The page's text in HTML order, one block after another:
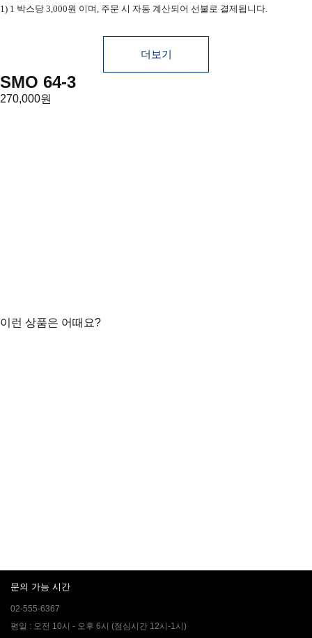
1) 1 박스당 3,000원 이며, 주문 시 자동 계산되어 선불로 결제됩니다.
더보기
SMO 64-3
270,000원
이런 상품은 어때요?
문의 가능 시간
02-555-6367
평일 : 오전 10시 - 오후 6시 (점심시간 12시-1시)